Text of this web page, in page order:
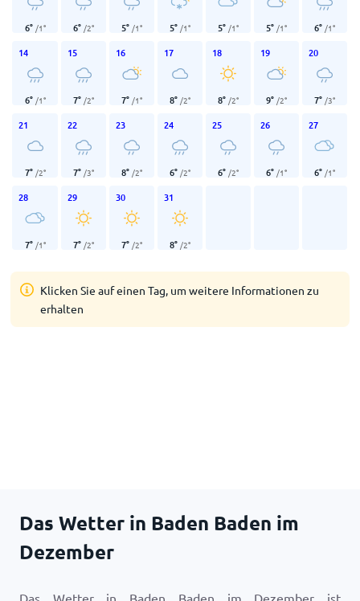
6° /1° 6° /2° 5° /1° 5° /1° 5° /1° 5° /1° 6° /1°
14
6° /1°
15
7° /2°
16
7° /1°
17
8° /2°
18
8° /2°
19
9° /2°
20
7° /3°
21
7° /2°
22
7° /3°
23
8° /2°
24
6° /2°
25
6° /2°
26
6° /1°
27
6° /1°
28
7° /1°
29
7° /2°
30
7° /2°
31
8° /2°
Klicken Sie auf einen Tag, um weitere Informationen zu
erhalten
Das Wetter in Baden Baden im
Dezember
Das Wetter in Baden Baden im Dezember ist